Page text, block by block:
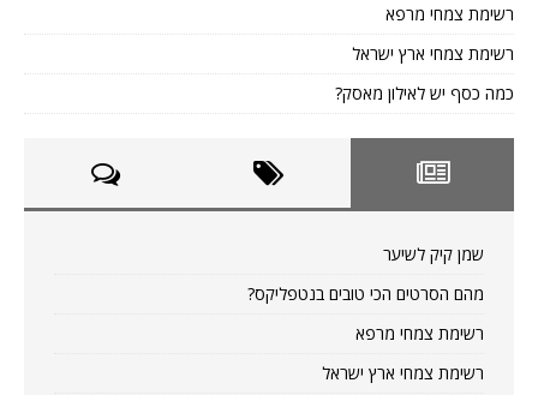
רשימת צמחי מרפא
רשימת צמחי ארץ ישראל
כמה כסף יש לאילון מאסק?
שמן קיק לשיער
מהם הסרטים הכי טובים בנטפליקס?
רשימת צמחי מרפא
רשימת צמחי ארץ ישראל